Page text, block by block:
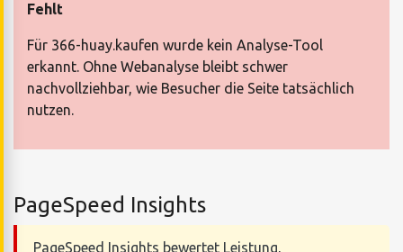
Fehlt
Für 366-huay.kaufen wurde kein Analyse-Tool
erkannt. Ohne Webanalyse bleibt schwer
nachvollziehbar, wie Besucher die Seite tatsächlich
nutzen.
PageSpeed Insights
PageSpeed Insights bewertet Leistung,